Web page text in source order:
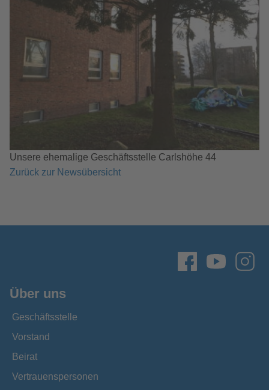
Unsere ehemalige Geschäftsstelle Carlshöhe 44
Zurück zur Newsübersicht
Über uns
Geschäftsstelle
Vorstand
Beirat
Vertrauenspersonen